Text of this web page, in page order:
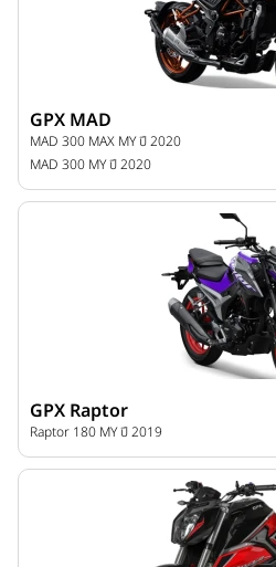
GPX MAD
MAD 300 MAX MY ปี 2020
MAD 300 MY ปี 2020
GPX Raptor
Raptor 180 MY ปี 2019